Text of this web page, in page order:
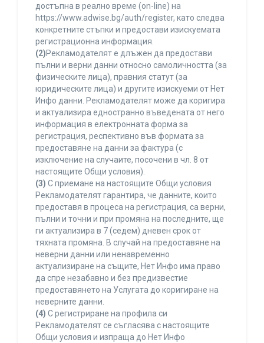
достъпна в реално време (on-line) на
https://www.adwise.bg/auth/register, като следва
конкретните стъпки и предостави изискуемата
регистрационна информация.
(2)Рекламодателят е длъжен да предостави
пълни и верни данни относно самоличността (за
физическите лица), правния статут (за
юридическите лица) и другите изискуеми от Нет
Инфо данни. Рекламодателят може да коригира
и актуализира едностранно въведената от него
информация в електронната форма за
регистрация, респективно във формата за
предоставяне на данни за фактура (с
изключение на случаите, посочени в чл. 8 от
настоящите Общи условия).
(3) С приемане на настоящите Общи условия
Рекламодателят гарантира, че данните, които
предоставя в процеса на регистрация, са верни,
пълни и точни и при промяна на последните, ще
ги актуализира в 7 (седем) дневен срок от
тяхната промяна. В случай на предоставяне на
неверни данни или ненавременно
актуализиране на същите, Нет Инфо има право
да спре незабавно и без предизвестие
предоставянето на Услугата до коригиране на
неверните данни.
(4) С регистриране на профила си
Рекламодателят се съгласява с настоящите
Общи условия и изпраща до Нет Инфо